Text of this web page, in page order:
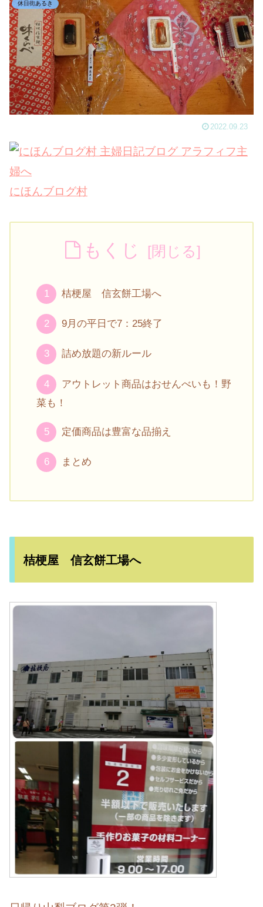
休日街あるき
2022.09.23
にほんブログ村
もくじ
桔梗屋 信玄餅工場へ
9月の平日で7：25終了
詰め放題の新ルール
アウトレット商品はおせんべいも！野
菜も！
定価商品は豊富な品揃え
まとめ
桔梗屋 信玄餅工場へ